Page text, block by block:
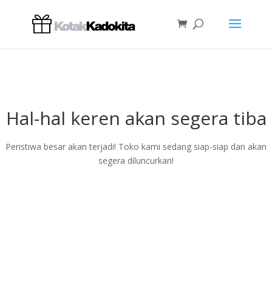
Hal-hal keren akan segera tiba
Peristiwa besar akan terjadi! Toko kami sedang siap-siap dan akan
segera diluncurkan!